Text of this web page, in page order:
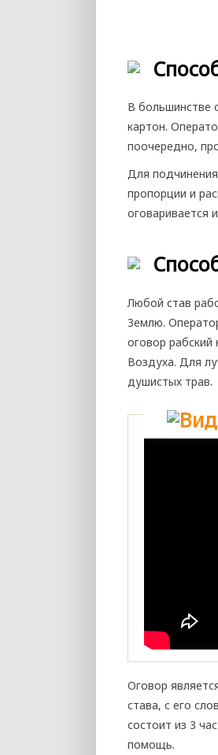
В большинстве
картон.
поочередно,
Для
пропорции и
оговаривается
Любой став
Землю.
оговор рабский
Воздуха. Для
душистых трав.
Оговор
става, с его
состоит из 3
помощь.